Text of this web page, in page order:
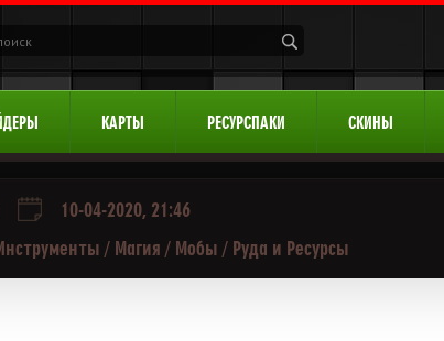
КАРТЫ РЕСУРСПАКИ СКИНЫ
10-04-2020, 21:46
/ Магия / Мобы / Руда и Ресурсы